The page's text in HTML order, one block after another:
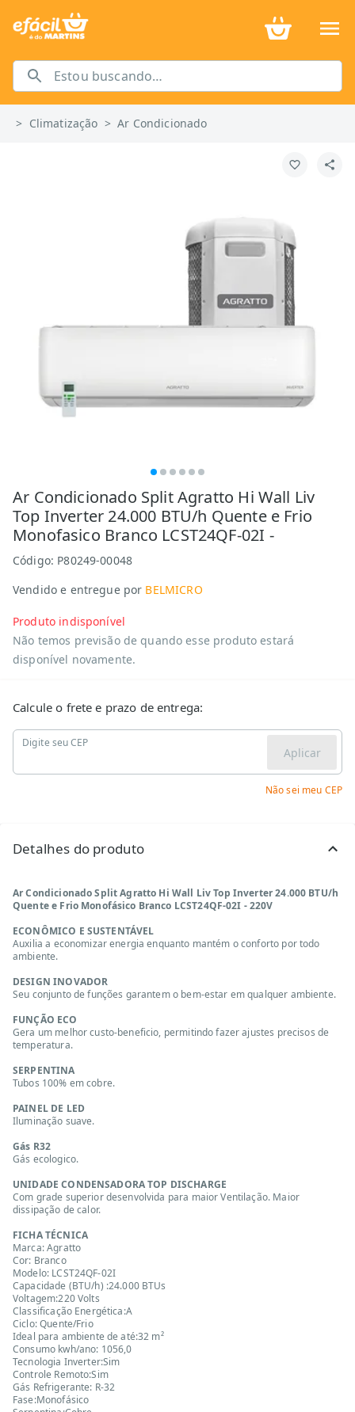
> Climatização >Ar Condicionado
Ar Condicionado Split Agratto Hi Wall Liv
Top Inverter 24.000 BTU/h Quente e Frio
Monofasico Branco LCST24QF-02I -
Código: P80249-00048
Vendido e entregue por BELMICRO
Produto indisponível
Não temos previsão de quando esse produto estará
disponível novamente.
Calcule o frete e prazo de entrega:
Digite seu CEP
Aplicar
Não sei meu CEP
Detalhes do produto
Ar Condicionado Split Agratto Hi Wall Liv Top Inverter 24.000 BTU/h
Quente e Frio Monofásico Branco LCST24QF-02I - 220V
ECONÔMICO E SUSTENTÁVEL
Auxilia a economizar energia enquanto mantém o conforto por todo
ambiente.
DESIGN INOVADOR
Seu conjunto de funções garantem o bem-estar em qualquer ambiente.
FUNÇÃO ECO
Gera um melhor custo-beneficio, permitindo fazer ajustes precisos de
temperatura.
SERPENTINA
Tubos 100% em cobre.
PAINEL DE LED
Iluminação suave.
Gás R32
Gás ecologico.
UNIDADE CONDENSADORA TOP DISCHARGE
Com grade superior desenvolvida para maior Ventilação. Maior
dissipação de calor.
FICHA TÉCNICA
Marca: Agratto
Cor: Branco
Modelo: LCST24QF-02I
Capacidade (BTU/h) :24.000 BTUs
Voltagem:220 Volts
Classificação Energética:A
Ciclo: Quente/Frio
Ideal para ambiente de até:32 m²
Consumo kwh/ano: 1056,0
Tecnologia Inverter:Sim
Controle Remoto:Sim
Gás Refrigerante: R-32
Fase:Monofásico